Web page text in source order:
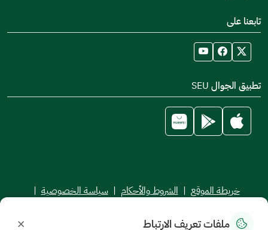
تابعنا على
تطبيق الجوال SEU
خريطة الموقع | الشروط والأحكام | سياسة الخصوصية |
ملفات تعريف الارتباط ×